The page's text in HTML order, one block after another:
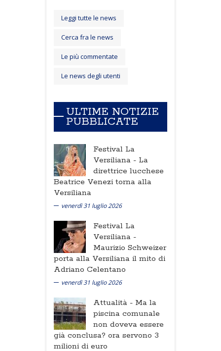
Leggi tutte le news
Cerca fra le news
Le più commentate
Le news degli utenti
ULTIME NOTIZIE
PUBBLICATE
Festival La
Versiliana - La
direttrice lucchese
Beatrice Venezi torna alla
Versiliana
venerdì 31 luglio 2026
Festival La
Versiliana -
Maurizio Schweizer
porta alla Versiliana il mito di
Adriano Celentano
venerdì 31 luglio 2026
Attualità - Ma la
piscina comunale
non doveva essere
già conclusa? ora servono 3
milioni di euro